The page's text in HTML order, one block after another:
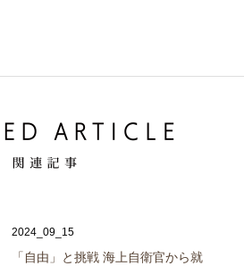
2024_09_15
「自由」と挑戦 海上自衛官から就